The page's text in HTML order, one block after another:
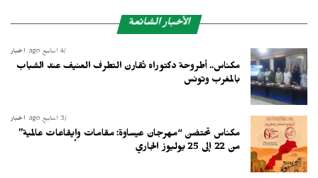
الأخبار الشائعة
أخبار 4 أسابيع ago
مكناس.. أطروحة دكتوراه تُقارن التطرف العنيف عند الشباب
بالمغرب وتونس
أخبار 3 أسابيع ago
مكناس تحتضن “مهرجان عيساوة: مقامات وإيقاعات عالمية”
من 22 إلى 25 يوليوز الجاري